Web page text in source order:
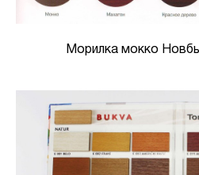
Морилка мокко